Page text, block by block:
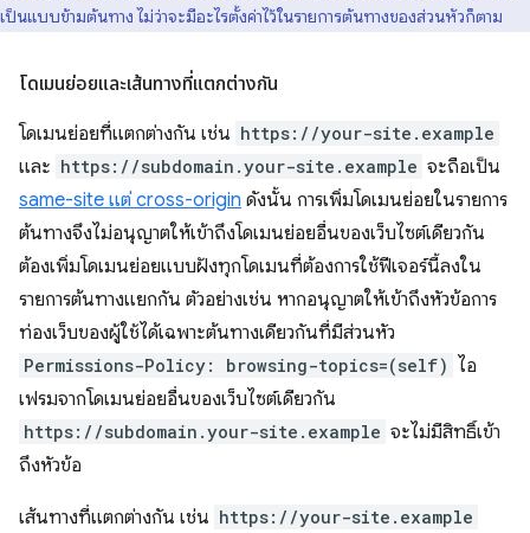
เป็นแบบข้ามต้นทาง ไม่ว่าจะมีอะไรตั้งค่าไว้ในรายการต้นทางของส่วนหัวก็ตาม
โดเมนย่อยและเส้นทางที่แตกต่างกัน
โดเมนย่อยที่แตกต่างกัน เช่น https://your-site.example
และ https://subdomain.your-site.example จะถือเป็น
same-site แต่ cross-origin ดังนั้น การเพิ่มโดเมนย่อยในรายการ
ต้นทางจึงไม่อนุญาตให้เข้าถึงโดเมนย่อยอื่นของเว็บไซต์เดียวกัน
ต้องเพิ่มโดเมนย่อยแบบฝังทุกโดเมนที่ต้องการใช้ฟีเจอร์นี้ลงใน
รายการต้นทางแยกกัน ตัวอย่างเช่น หากอนุญาตให้เข้าถึงหัวข้อการ
ท่องเว็บของผู้ใช้ได้เฉพาะต้นทางเดียวกันที่มีส่วนหัว
Permissions-Policy: browsing-topics=(self) ไอ
เฟรมจากโดเมนย่อยอื่นของเว็บไซต์เดียวกัน
https://subdomain.your-site.example จะไม่มีสิทธิ์เข้า
ถึงหัวข้อ
เส้นทางที่แตกต่างกัน เช่น https://your-site.example